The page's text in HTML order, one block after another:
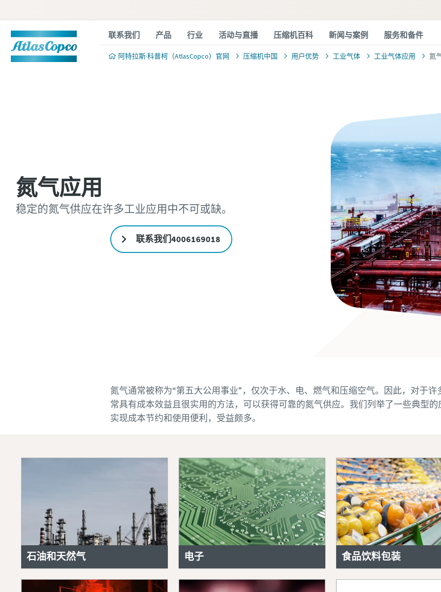
联系我们 产品 行业 活动与直播 压缩机百科 新闻与案例 服务和备件
阿特拉斯·科普柯（AtlasCopco）官网 压缩机中国 用户优势 工业气体 工业气体应用 氮
氮气应用
稳定的氮气供应在许多工业应用中不可或缺。
联系我们4006169018
氮气通常被称为“第五大公用事业”，仅次于水、电、燃气和压缩空气。因此，对于
常具有成本效益且很实用的方法，可以获得可靠的氮气供应。我们列举了一些典型
实现成本节约和使用便利，受益颇多。
石油和天然气 电子 食品饮料包装